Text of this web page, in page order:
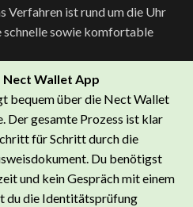
Verfahren ist rund um die Uhr
sowie komfortable
Wallet App
bequem über die Nect Wallet
Der gesamte Prozess ist klar
für Schritt durch die
Du benötigst
und kein Gespräch mit einem
du die Identitätsprüfung